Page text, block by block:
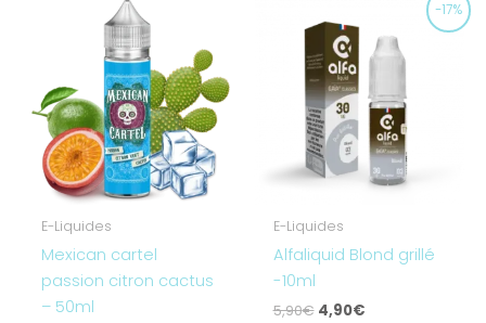
E-Liquides
Mexican cartel
passion citron cactus
– 50ml
-17%
E-Liquides
Alfaliquid Blond grillé
-10ml
5,90€
prix
initial
était :
5,90€.
4,90€
actuel
est :